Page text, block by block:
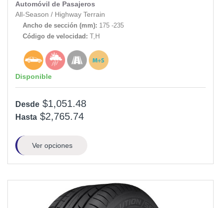
Automóvil de Pasajeros
All-Season / Highway Terrain
Ancho de sección (mm): 175 -235
Código de velocidad: T,H
Disponible
Desde $1,051.48
Hasta $2,765.74
Ver opciones